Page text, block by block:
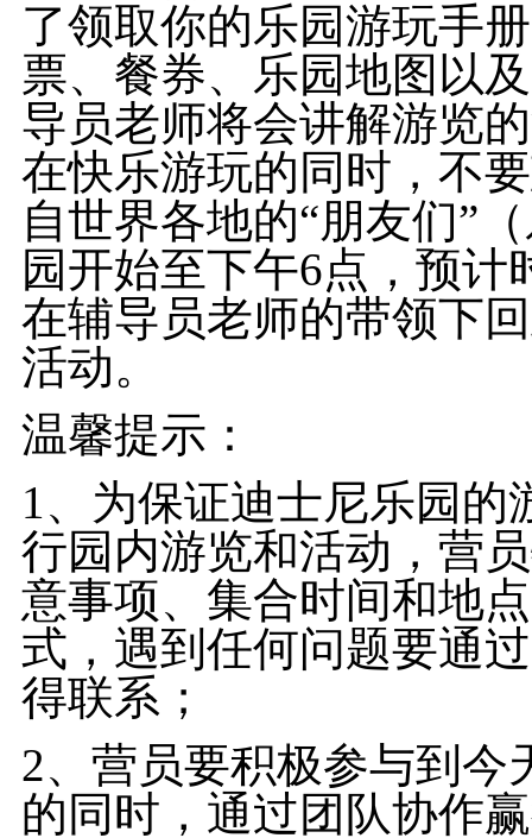
了领取你的乐园游玩手
票、餐券、乐园地图以
导员老师将会讲解游览
在快乐游玩的同时，不
自世界各地的“朋友们”
园开始至下午6点，预
在辅导员老师的带领下
活动。
温馨提示：
1、为保证迪士尼乐园
行园内游览和活动，营
意事项、集合时间和地
式，遇到任何问题要通
得联系；
2、营员要积极参与到今
的同时，通过团队协作